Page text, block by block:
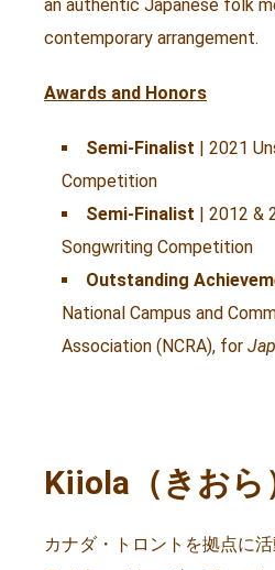
an authentic Japanese folk
contemporary arrangement.
Awards and Honors
Semi-Finalist | 2021
Competition
Semi-Finalist | 2012 &
Songwriting Competition
Outstanding
National Campus and
Association (NCRA), for
Kiiola（きおら
カナダ・トロントを拠点に